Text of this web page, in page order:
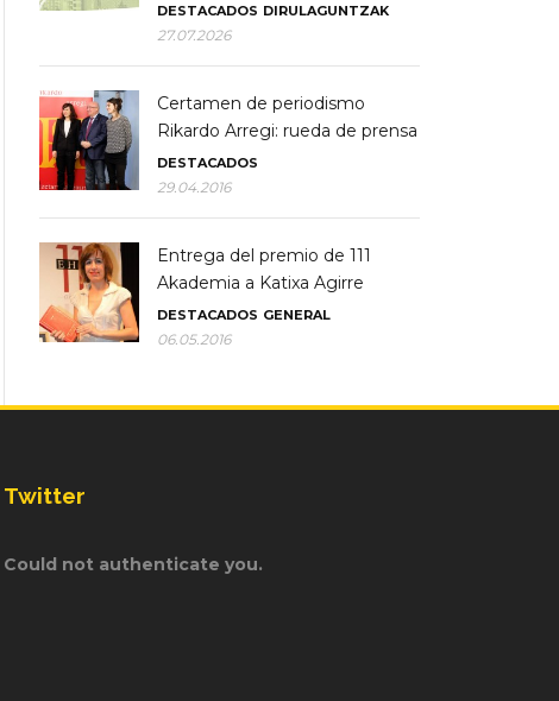
DESTACADOS DIRULAGUNTZAK
27.07.2026
Certamen de periodismo
Rikardo Arregi: rueda de prensa
DESTACADOS
29.04.2016
Entrega del premio de 111
Akademia a Katixa Agirre
DESTACADOS GENERAL
06.05.2016
Twitter
Could not authenticate you.